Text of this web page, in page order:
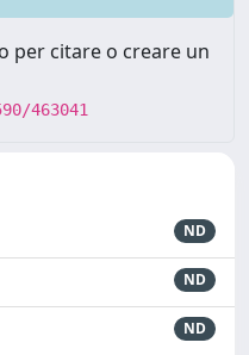
per citare o creare un
463041
ND
ND
ND